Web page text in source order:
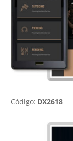
Código: DX2618